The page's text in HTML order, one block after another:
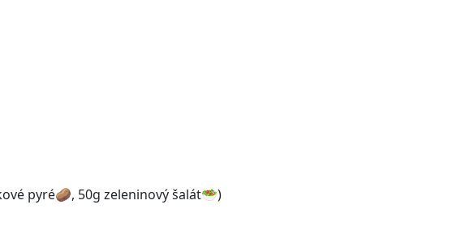
pyré🥔, 50g zeleninový šalát🥗)